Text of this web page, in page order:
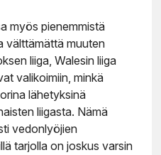
myös pienemmistä
välttämättä muuten
liiga, Walesin liiga
valikoimiin, minkä
lähetyksinä
liigasta. Nämä
vedonlyöjien
tarjolla on joskus varsin